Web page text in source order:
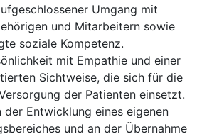
Umgang mit
und Mitarbeitern sowie
soziale Kompetenz.
mit Empathie und einer
Sichtweise, die sich für die
der Patienten einsetzt.
der Entwicklung eines eigenen
und an der Übernahme